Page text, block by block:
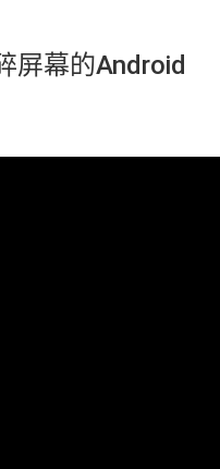
屏幕的Android